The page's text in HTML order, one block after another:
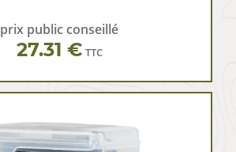
prix public conseillé
27.31 € TTC